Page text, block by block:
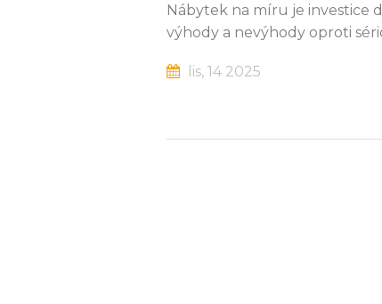
Nábytek na míru je investice
výhody a nevýhody oproti
lis, 14 2025